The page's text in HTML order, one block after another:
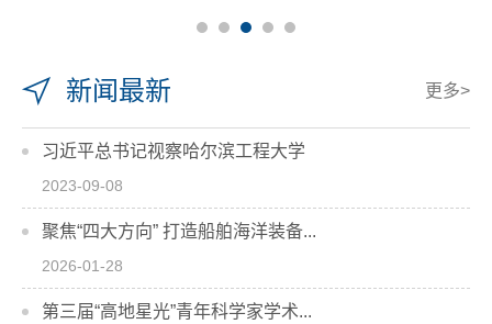
新闻最新 更多>
习近平总书记视察哈尔滨工程大学
2023-09-08
聚焦“四大方向” 打造船舶海洋装备...
2026-01-28
第三届“高地星光”青年科学家学术...